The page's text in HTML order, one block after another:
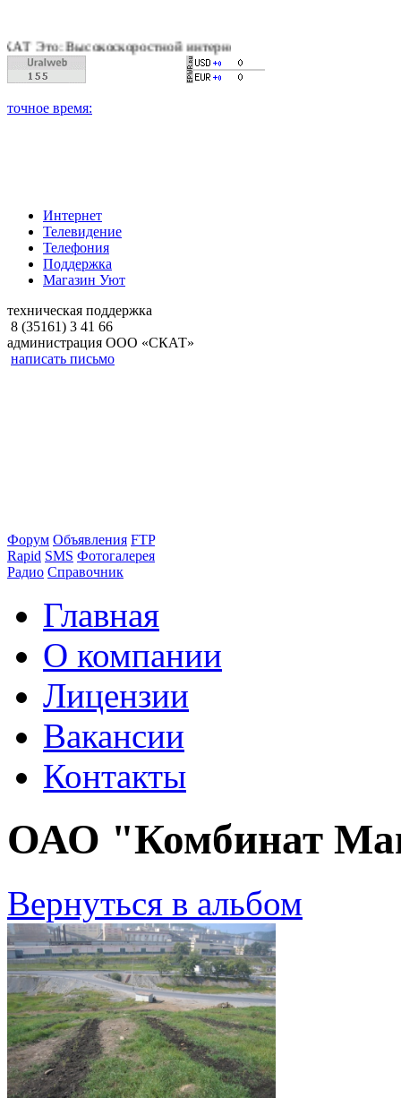
интернет, качественное цифровое и
Интернет
Телевидение
Телефония
Поддержка
Магазин Уют
техническая поддержка
8 (35161) 3 41 66
администрация ООО «СКАТ»
написать письмо
Форум Объявления FTP
Rapid SMS Фотогалерея
Радио Справочник
Главная
О компании
Лицензии
Вакансии
Контакты
ОАО "Комбинат
Вернуться в альбом